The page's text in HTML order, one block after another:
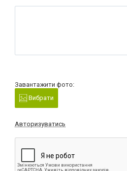
Завантажити фото:
Вибрати
Авторизуватись